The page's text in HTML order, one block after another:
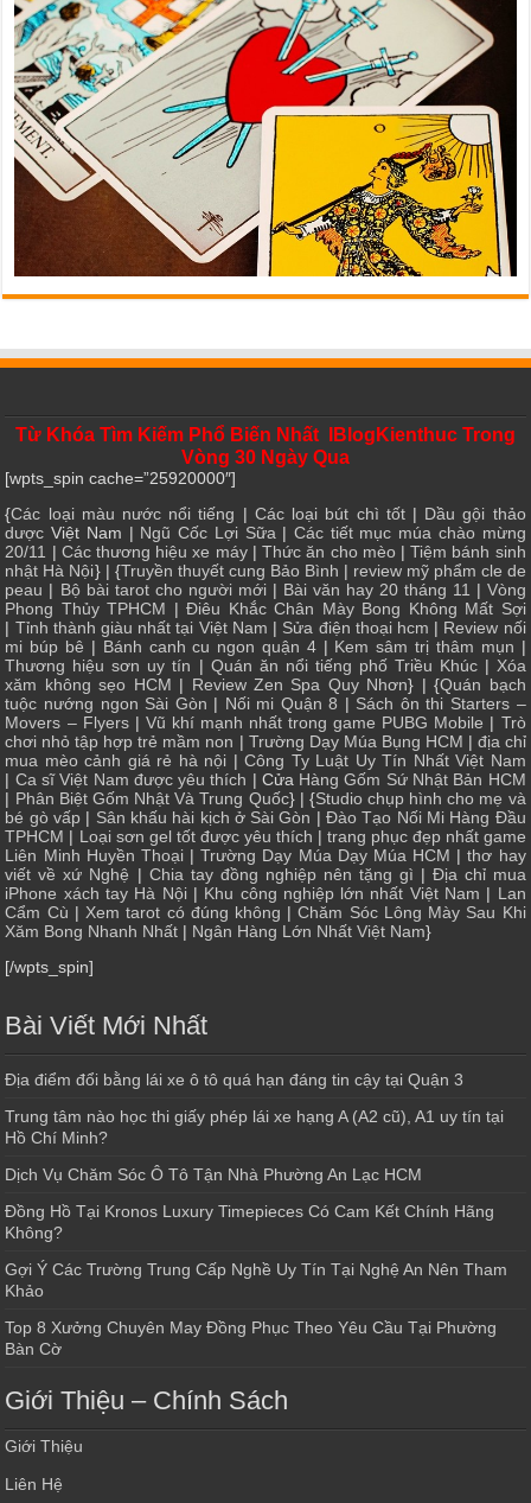
Từ Khóa Tìm Kiếm Phổ Biến Nhất IBlogKienthuc Trong
Vòng 30 Ngày Qua
[wpts_spin cache=”25920000″]
{Các loại màu nước nổi tiếng | Các loại bút chì tốt| Dầu gội thảo
dược Việt Nam | Ngũ Cốc Lợi Sữa | Các tiết mục múa chào mừng
20/11 | Các thương hiệu xe máy|Thức ăn cho mèo|Tiệm bánh sinh
nhật Hà Nội} | {Truyền thuyết cung Bảo Bình | review mỹ phẩm cle de
peau | Bộ bài tarot cho người mới| Bài văn hay 20 tháng 11 | Vòng
Phong Thủy TPHCM |Điêu Khắc Chân Mày Bong Không Mất Sợi
| Tỉnh thành giàu nhất tại Việt Nam | Sửa điện thoại hcm | Review nối
mi búp bê | Bánh canh cu ngon quận 4| Kem sâm trị thâm mụn |
Thương hiệu sơn uy tín | Quán ăn nổi tiếng phố Triều Khúc| Xóa
xăm không sẹo HCM | Review Zen Spa Quy Nhơn} | {Quán bạch
tuộc nướng ngon Sài Gòn | Nối mi Quận 8 | Sách ôn thi Starters –
Movers – Flyers| Vũ khí mạnh nhất trong game PUBG Mobile | Trò
chơi nhỏ tập hợp trẻ mầm non | Trường Dạy Múa Bụng HCM | địa chỉ
mua mèo cảnh giá rẻ hà nội |Công Ty Luật Uy Tín Nhất Việt Nam
| Ca sĩ Việt Nam được yêu thích | Cửa Hàng Gốm Sứ Nhật Bản HCM
| Phân Biệt Gốm Nhật Và Trung Quốc} | {Studio chụp hình cho mẹ và
bé gò vấp | Sân khấu hài kịch ở Sài Gòn |Đào Tạo Nối Mi Hàng Đầu
TPHCM | Loại sơn gel tốt được yêu thích | trang phục đẹp nhất game
Liên Minh Huyền Thoại|Trường Dạy Múa Dạy Múa HCM |thơ hay
viết về xứ Nghệ | Chia tay đồng nghiệp nên tặng gì | Địa chỉ mua
iPhone xách tay Hà Nội| Khu công nghiệp lớn nhất Việt Nam | Lan
Cẩm Cù | Xem tarot có đúng không |Chăm Sóc Lông Mày Sau Khi
Xăm Bong Nhanh Nhất | Ngân Hàng Lớn Nhất Việt Nam}
[/wpts_spin]
Bài Viết Mới Nhất
Địa điểm đổi bằng lái xe ô tô quá hạn đáng tin cậy tại Quận 3
Trung tâm nào học thi giấy phép lái xe hạng A (A2 cũ), A1 uy tín tại
Hồ Chí Minh?
Dịch Vụ Chăm Sóc Ô Tô Tận Nhà Phường An Lạc HCM
Đồng Hồ Tại Kronos Luxury Timepieces Có Cam Kết Chính Hãng
Không?
Gợi Ý Các Trường Trung Cấp Nghề Uy Tín Tại Nghệ An Nên Tham
Khảo
Top 8 Xưởng Chuyên May Đồng Phục Theo Yêu Cầu Tại Phường
Bàn Cờ
Giới Thiệu – Chính Sách
Giới Thiệu
Liên Hệ